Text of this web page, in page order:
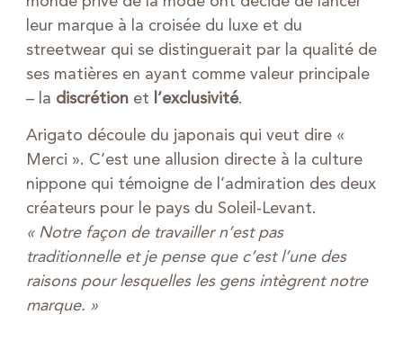
leur marque à la croisée du luxe et du
streetwear qui se distinguerait par la qualité de
ses matières en ayant comme valeur principale
– la discrétionet l’exclusivité.
Arigato découle du japonais qui veut dire «
Merci ». C’est une allusion directe à la culture
nippone qui témoigne de l’admiration des deux
créateurs pour le pays du Soleil-Levant.
« Notre façon de travailler n’est pas
traditionnelle et je pense que c’est l’une des
raisons pour lesquelles les gens intègrent notre
marque. »